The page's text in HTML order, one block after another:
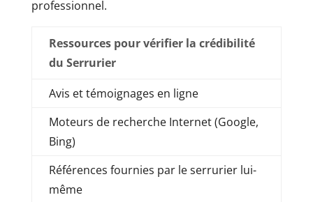
professionnel.
Ressources pour vérifier la crédibilité
du Serrurier
Avis et témoignages en ligne
Moteurs de recherche Internet (Google,
Bing)
Références fournies par le serrurier lui-
même